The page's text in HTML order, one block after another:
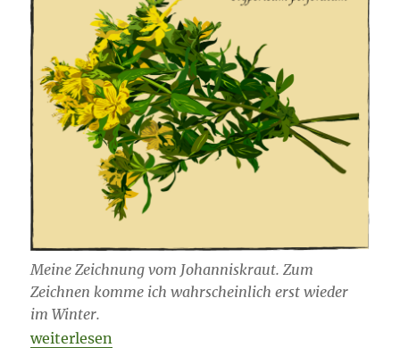
Meine Zeichnung vom Johanniskraut. Zum
Zeichnen komme ich wahrscheinlich erst wieder
im Winter.
„Errötet durch Johanniskraut (Rotöl)“
weiterlesen